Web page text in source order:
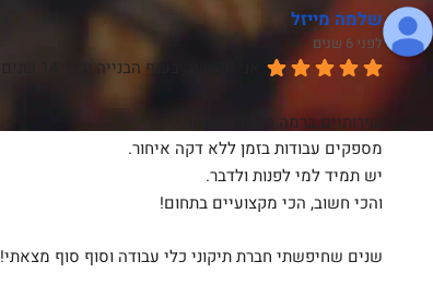
שלמה מייזל
לפני 6 שנים
שירותיים ברמה הגבוהה ביותר.
מספקים עבודות בזמן ללא דקה איחור.
יש תמיד למי לפנות ולדבר.
והכי חשוב, הכי מקצועיים בתחום!
שנים שחיפשתי חברת תיקוני כלי עבודה וסוף סוף מצאתי!